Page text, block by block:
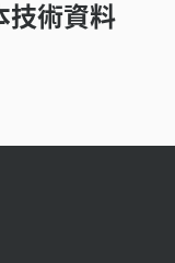
技術資料